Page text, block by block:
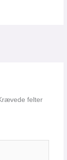
felter